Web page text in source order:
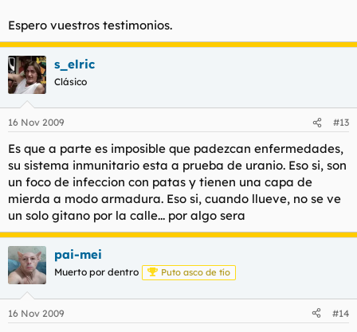
Espero vuestros testimonios.
s_elric
Clásico
16 Nov 2009 #13
Es que a parte es imposible que padezcan enfermedades,
su sistema inmunitario esta a prueba de uranio. Eso si, son
un foco de infeccion con patas y tienen una capa de
mierda a modo armadura. Eso si, cuando llueve, no se ve
un solo gitano por la calle... por algo sera
pai-mei
Muerto por dentro Puto asco de tío
16 Nov 2009 #14